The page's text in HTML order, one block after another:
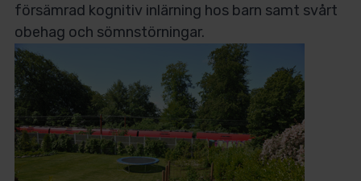
försämrad kognitiv inlärning hos barn samt svårt
obehag och sömnstörningar.